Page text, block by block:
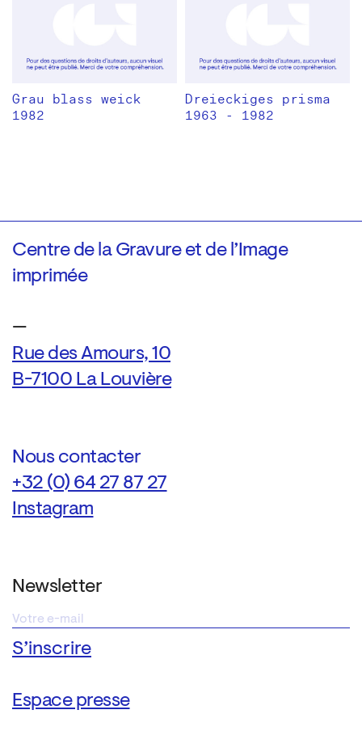
Grau blass weick
1982
Dreieckiges prisma
1963 - 1982
Centre de la Gravure et de l’Image
imprimée
—
Rue des Amours, 10
B-7100 La Louvière
Nous contacter
+32 (0) 64 27 87 27
Instagram
Newsletter
Espace presse